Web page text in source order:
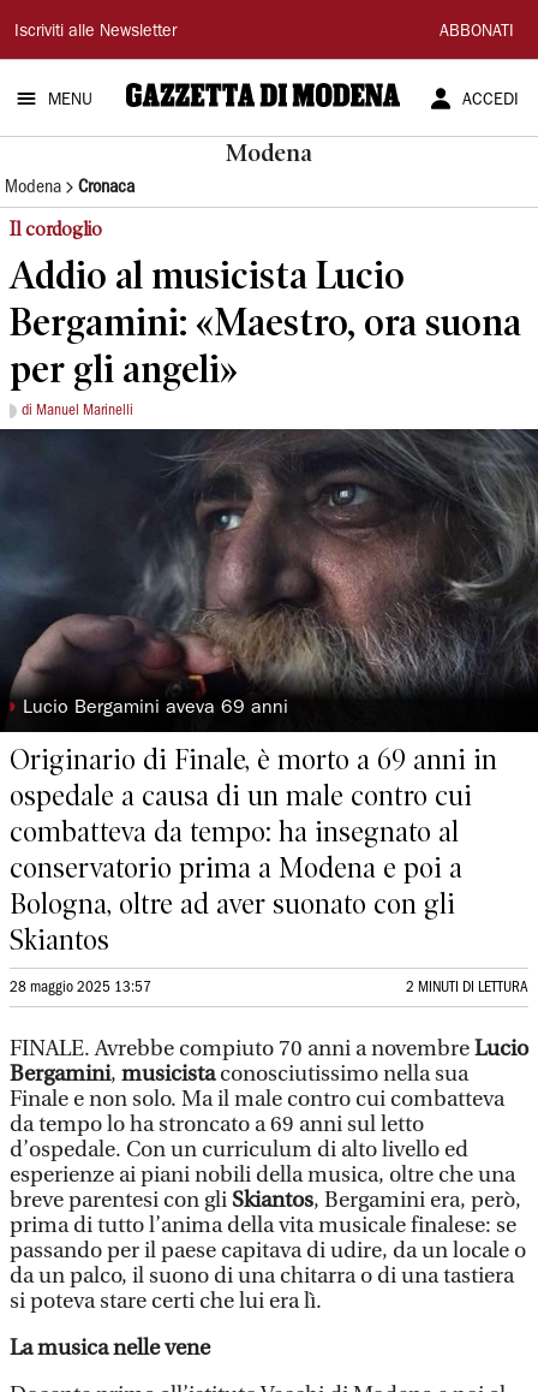
Gazzetta
di
Modena
Iscriviti alle Newsletter ABBONATI
MENU ACCEDI
Modena
Modena Cronaca
Il cordoglio
Addio al musicista Lucio
Bergamini: «Maestro, ora suona
per gli angeli»
di Manuel Marinelli
◗ Lucio Bergamini aveva 69 anni
Originario di Finale, è morto a 69 anni in
ospedale a causa di un male contro cui
combatteva da tempo: ha insegnato al
conservatorio prima a Modena e poi a
Bologna, oltre ad aver suonato con gli
Skiantos
28 maggio 2025 13:57 2 MINUTI DI LETTURA
FINALE. Avrebbe compiuto 70 anni a novembreLucio
Bergamini, musicistaconosciutissimo nella sua
Finale e non solo. Ma il male contro cui combatteva
da tempo lo ha stroncato a 69 anni sul letto
d’ospedale. Con un curriculum di alto livello ed
esperienze ai piani nobili della musica, oltre che una
breve parentesi con gli Skiantos, Bergamini era, però,
prima di tutto l’anima della vita musicale finalese: se
passando per il paese capitava di udire, da un locale o
da un palco, il suono di una chitarra o di una tastiera
si poteva stare certi che lui era lì.
La musica nelle vene